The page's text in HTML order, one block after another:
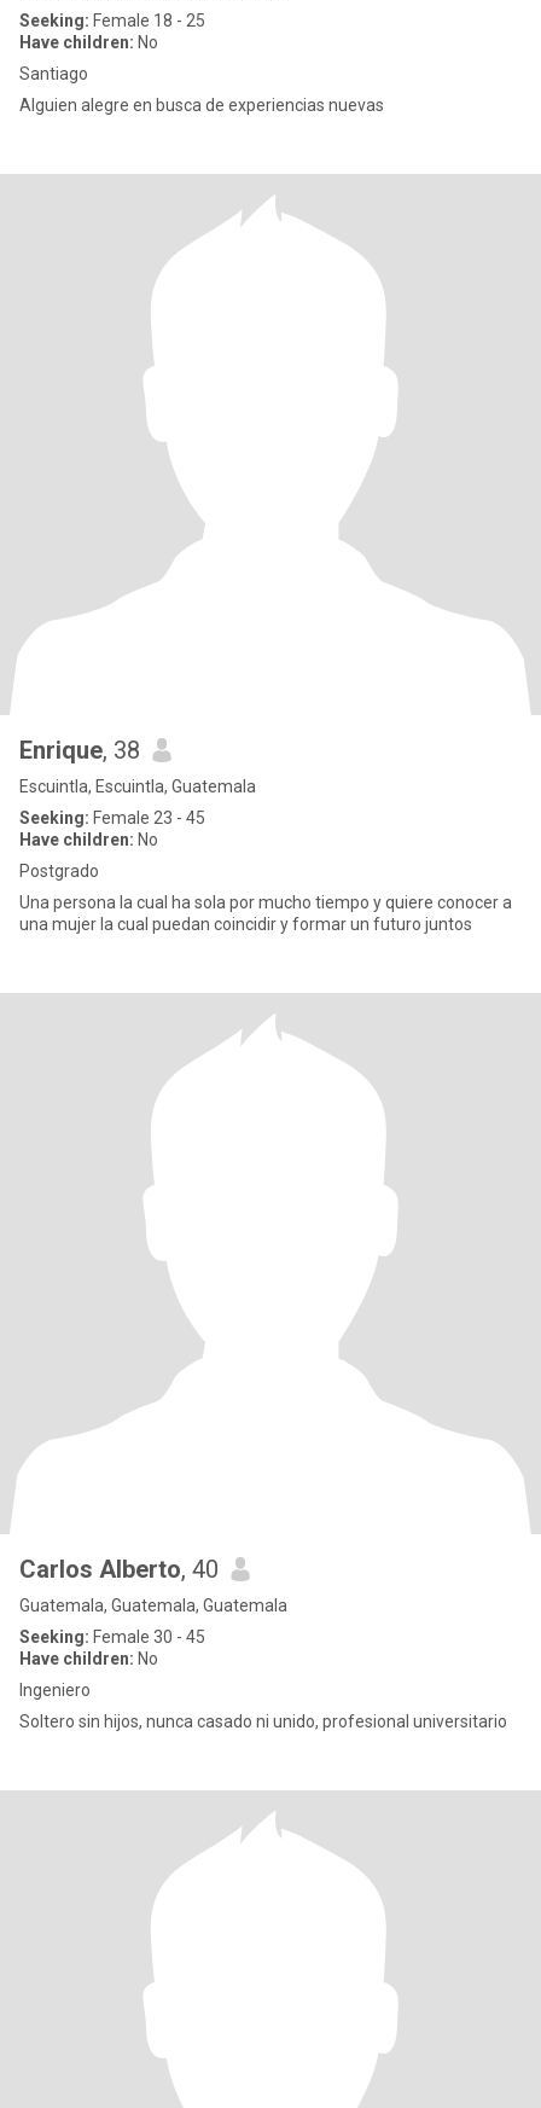
Seeking: Female 18 - 25
Have children: No
Santiago
Alguien alegre en busca de experiencias nuevas
Enrique, 38
Escuintla, Escuintla, Guatemala
Seeking: Female 23 - 45
Have children: No
Postgrado
Una persona la cual ha sola por mucho tiempo y quiere conocer a
una mujer la cual puedan coincidir y formar un futuro juntos
Carlos Alberto, 40
Guatemala, Guatemala, Guatemala
Seeking: Female 30 - 45
Have children: No
Ingeniero
Soltero sin hijos, nunca casado ni unido, profesional universitario